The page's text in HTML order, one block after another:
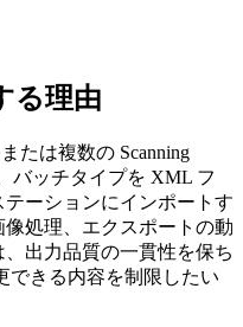
る理由
たは複数の Scanning
バッチタイプを XML フ
ーションにインポートす
処理、エクスポートの動
出力品質の一貫性を保ち
できる内容を制限したい